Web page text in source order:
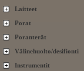
Laitteet
Porat
Poranterät
Välinehuolto/desifionti
Instrumentit